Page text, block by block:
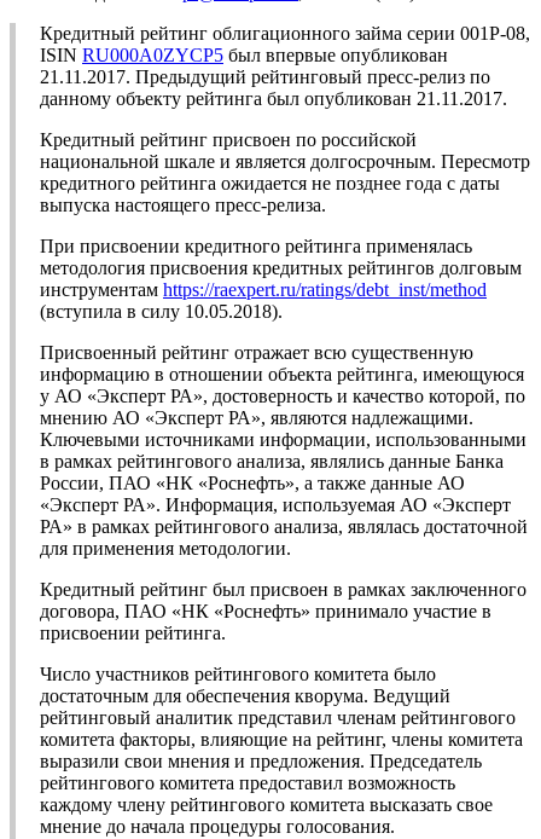
Кредитный рейтинг облигационного займа серии 001P-08,
ISIN RU000A0ZYCP5 был впервые опубликован
21.11.2017. Предыдущий рейтинговый пресс-релиз по
данному объекту рейтинга был опубликован 21.11.2017.
Кредитный рейтинг присвоен по российской
национальной шкале и является долгосрочным. Пересмотр
кредитного рейтинга ожидается не позднее года с даты
выпуска настоящего пресс-релиза.
При присвоении кредитного рейтинга применялась
методология присвоения кредитных рейтингов долговым
инструментам https://raexpert.ru/ratings/debt_inst/method
(вступила в силу 10.05.2018).
Присвоенный рейтинг отражает всю существенную
информацию в отношении объекта рейтинга, имеющуюся
у АО «Эксперт РА», достоверность и качество которой, по
мнению АО «Эксперт РА», являются надлежащими.
Ключевыми источниками информации, использованными
в рамках рейтингового анализа, являлись данные Банка
России, ПАО «НК «Роснефть», а также данные АО
«Эксперт РА». Информация, используемая АО «Эксперт
РА» в рамках рейтингового анализа, являлась достаточной
для применения методологии.
Кредитный рейтинг был присвоен в рамках заключенного
договора, ПАО «НК «Роснефть» принимало участие в
присвоении рейтинга.
Число участников рейтингового комитета было
достаточным для обеспечения кворума. Ведущий
рейтинговый аналитик представил членам рейтингового
комитета факторы, влияющие на рейтинг, члены комитета
выразили свои мнения и предложения. Председатель
рейтингового комитета предоставил возможность
каждому члену рейтингового комитета высказать свое
мнение до начала процедуры голосования.